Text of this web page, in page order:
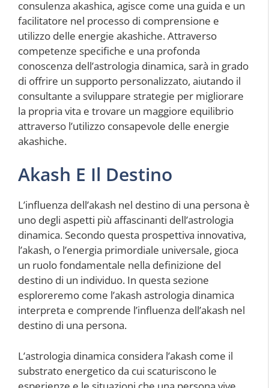
consulenza akashica, agisce come una guida e un
facilitatore nel processo di comprensione e
utilizzo delle energie akashiche. Attraverso
competenze specifiche e una profonda
conoscenza dell’astrologia dinamica, sarà in grado
di offrire un supporto personalizzato, aiutando il
consultante a sviluppare strategie per migliorare
la propria vita e trovare un maggiore equilibrio
attraverso l’utilizzo consapevole delle energie
akashiche.
Akash E Il Destino
L’influenza dell’akash nel destino di una persona è
uno degli aspetti più affascinanti dell’astrologia
dinamica. Secondo questa prospettiva innovativa,
l’akash, o l’energia primordiale universale, gioca
un ruolo fondamentale nella definizione del
destino di un individuo. In questa sezione
esploreremo come l’akash astrologia dinamica
interpreta e comprende l’influenza dell’akash nel
destino di una persona.
L’astrologia dinamica considera l’akash come il
substrato energetico da cui scaturiscono le